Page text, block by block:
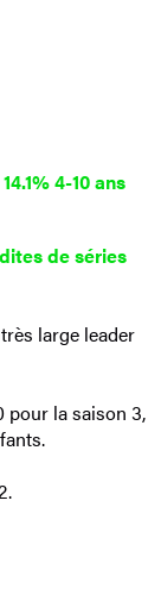
4-10 ans
de séries
large leader
pour la saison 3,